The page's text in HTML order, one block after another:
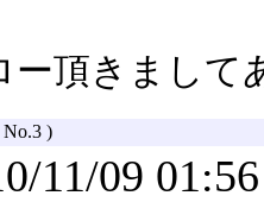
ー頂きまして
No.3 )
11/09 01:56